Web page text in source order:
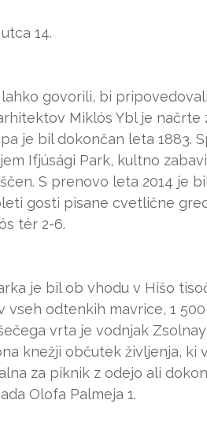
14.
govorili, bi
Miklós Ybl je načrte
je bil dokončan leta 1883.
Ifjúsági Park, kultno
S prenovo leta 2014 je
gosti pisane cvetlične
tér 2-6.
je bil ob vhodu v Hišo
vseh odtenkih mavrice, 1
vrta je vodnjak
knežji občutek življenja, ki
za piknik z odejo ali
Olofa Palmeja 1.